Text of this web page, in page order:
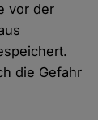
vor der
die Gefahr